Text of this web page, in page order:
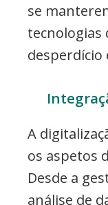
se
tecnologias
desperdício
A
os aspetos
Desde a
análise de